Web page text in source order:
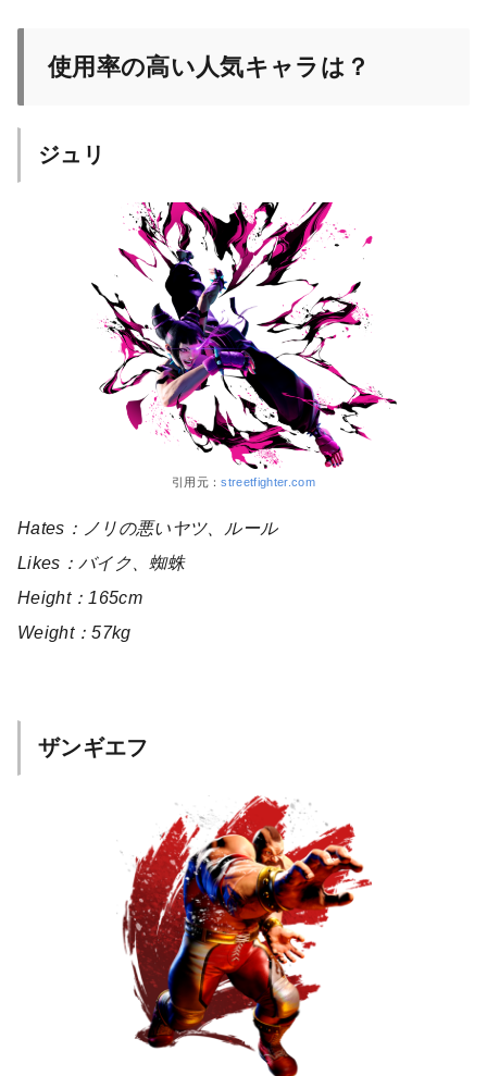
使用率の高い人気キャラは？
ジュリ
引用元：streetfighter.com
Hates：ノリの悪いヤツ、ルール
Likes：バイク、蜘蛛
Height：165cm
Weight：57kg
ザンギエフ